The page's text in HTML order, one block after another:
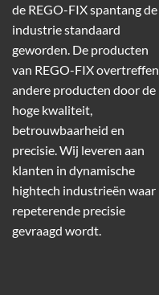
de REGO-FIX spantang de
industrie standaard
geworden. De producten
van REGO-FIX overtreffen
andere producten door de
hoge kwaliteit,
betrouwbaarheid en
precisie. Wij leveren aan
klanten in dynamische
hightech industrieën waar
repeterende precisie
gevraagd wordt.